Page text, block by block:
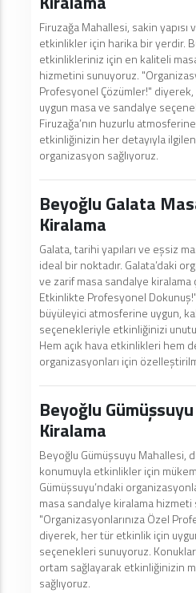
Firuzağa Mahallesi, sakin
etkinlikler için harika bir yerdir.
etkinlikleriniz için en kaliteli
hizmetini sunuyoruz.
Profesyonel Çözümler!"
uygun masa ve sandalye
Firuzağa’nın huzurlu
etkinliğinizin her detayıyla
organizasyon sağlıyoruz.
Beyoğlu Galata
Kiralama
Galata, tarihi yapıları ve eşsiz
ideal bir noktadır. Galata’daki
ve zarif masa sandalye
Etkinlikte Profesyonel
büyüleyici atmosferine uygun,
seçenekleriyle etkinliğinizi
Hem açık hava etkinlikleri hem
organizasyonları için
Beyoğlu
Kiralama
Beyoğlu Gümüşsuyu Mahallesi,
konumuyla etkinlikler için
Gümüşsuyu’ndaki
masa sandalye kiralama hizmeti
"Organizasyonlarınıza Özel
diyerek, her tür etkinlik için
seçenekleri sunuyoruz.
ortam sağlayarak etkinliğinizin
sağlıyoruz.